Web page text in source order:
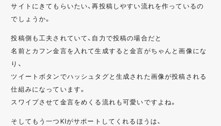
サイトにきてもらいたい、再投稿しやすい流れを作っているの
でしょうか。
投稿側も工夫されていて、自力で投稿の場合だと
名前とカフン金言を入れて生成すると金言がちゃんと画像にな
り、
ツイートボタンでハッシュタグと生成された画像が投稿される
仕組みになっています。
スワイプさせて金言をめくる流れも可愛いですよね。
そしてもう一つKIがサポートしてくれるほうは、